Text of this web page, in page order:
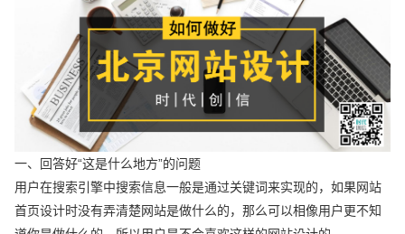
一、回答好“这是什么地方”的问题
用户在搜索引擎中搜索信息一般是通过关键词来实现的，如果网站
首页设计时没有弄清楚网站是做什么的，那么可以相像用户更不知